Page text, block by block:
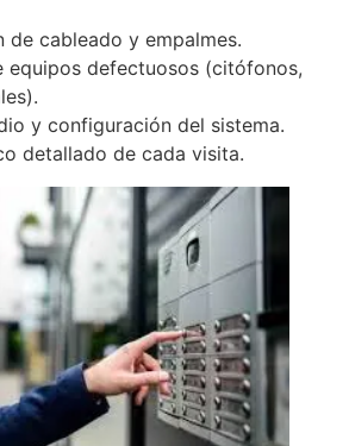
de cableado y empalmes.
equipos defectuosos (citófonos,
y configuración del sistema.
detallado de cada visita.